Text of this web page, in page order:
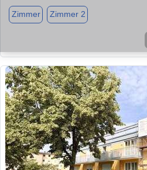
Zimmer Zimmer 2